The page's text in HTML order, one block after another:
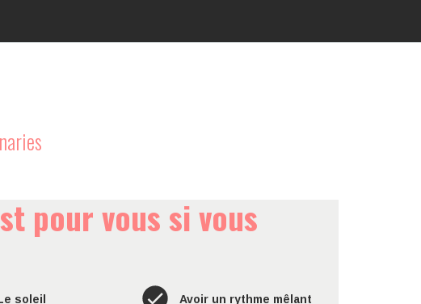
pour vous si vous
soleil
Avoir un rythme mêlant